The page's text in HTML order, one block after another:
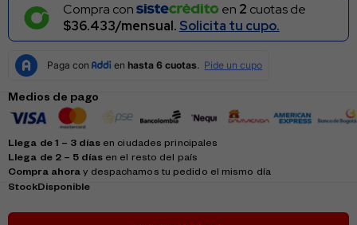
Compra con en 2 cuotas de
$36.433/mensual. Solicita tu cupo.
Medios de pago
Llega de 1 – 3 díasen ciudades principales
Llega de 2 – 5 díasen el resto del país
Compra ahora y despachamos tu pedido el mismo día
StockDisponible